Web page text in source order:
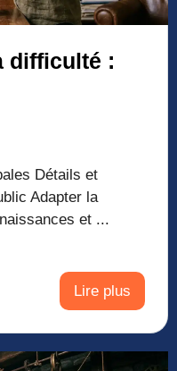
difficulté :
Détails et
Adapter la
et ...
Lire plus